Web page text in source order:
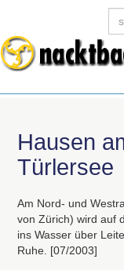
Hausen
Türlersee
Am Nord- und
von Zürich) wird auf
ins Wasser über
Ruhe. [07/2003]